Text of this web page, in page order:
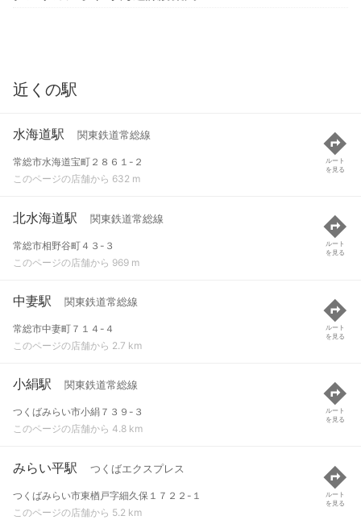
近くの駅
水海道駅 関東鉄道常総線
常総市水海道宝町２８６１-２
このページの店舗から 632 m
ルート
を見る
北水海道駅 関東鉄道常総線
常総市相野谷町４３-３
このページの店舗から 969 m
ルート
を見る
中妻駅 関東鉄道常総線
常総市中妻町７１４-４
このページの店舗から 2.7 km
ルート
を見る
小絹駅 関東鉄道常総線
つくばみらい市小絹７３９-３
このページの店舗から 4.8 km
ルート
を見る
みらい平駅 つくばエクスプレス
つくばみらい市東楢戸字細久保１７２２-１
このページの店舗から 5.2 km
ルート
を見る